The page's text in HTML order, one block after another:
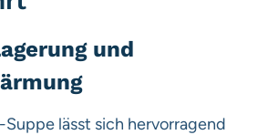
und
lässt sich hervorragend